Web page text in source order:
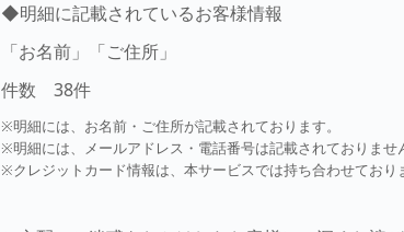
◆明細に記載されているお客様情報
「お名前」「ご住所」
件数 38件
※明細には、お名前・ご住所が記載されております。
※明細には、メールアドレス・電話番号は記載されておりませ
※クレジットカード情報は、本サービスでは持ち合わせており